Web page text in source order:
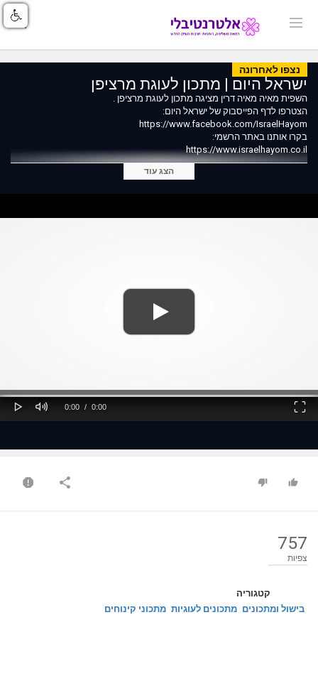
נצפו לאחרונה
ישראל היום | מתכון לעוגת מרציפן
השפית מאיה מאיה דרין מציגה מתכון לעוגת מרציפן .
הצטרפו לדף הפייסבוק של ישראל היום:
https://www.facebook.com/IsraelHayom
בקרו אותנו באתר הרשמי:
https://www.israelhayom.co.il
הצג עוד
Play Mute
Current
0:00 /
Duration
0:00
Fullscreen
757
צפיות
קטגוריה
בישול ומתכונים מתכונים לעוגיות מתכוני קינוחים